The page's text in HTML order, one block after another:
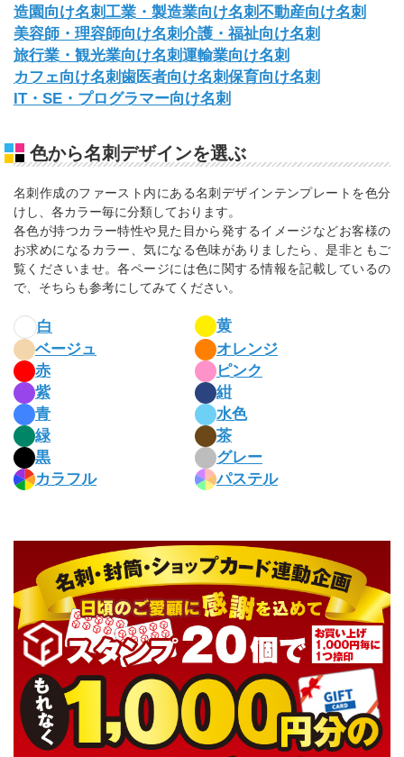
造園向け名刺工業・製造業向け名刺不動産向け名刺
美容師・理容師向け名刺介護・福祉向け名刺
旅行業・観光業向け名刺運輸業向け名刺
カフェ向け名刺歯医者向け名刺保育向け名刺
IT・SE・プログラマー向け名刺
色から名刺デザインを選ぶ
名刺作成のファースト内にある名刺デザインテンプレートを色分
けし、各カラー毎に分類しております。
各色が持つカラー特性や見た目から発するイメージなどお客様の
お求めになるカラー、気になる色味がありましたら、是非ともご
覧くださいませ。各ページには色に関する情報を記載しているの
で、そちらも参考にしてみてください。
白
黄
ベージュ
オレンジ
赤
ピンク
紫
紺
青
水色
緑
茶
黒
グレー
カラフル
パステル